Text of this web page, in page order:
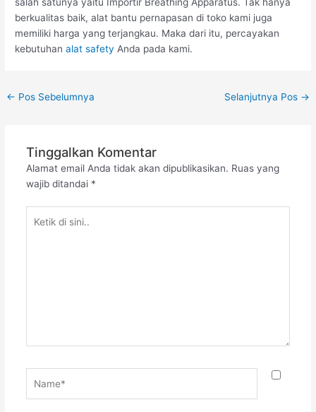
berkualitas baik, alat bantu pernapasan di toko kami juga
memiliki harga yang terjangkau. Maka dari itu, percayakan
kebutuhanalat safety Anda pada kami.
← Pos Sebelumnya Selanjutnya Pos →
Tinggalkan Komentar
Alamat email Anda tidak akan dipublikasikan. Ruas yang
wajib ditandai *